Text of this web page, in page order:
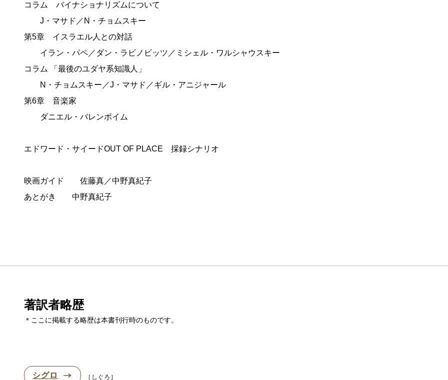
コラム バイナショナリズムについて
J・マサド／N・チョムスキー
第5章 イスラエル人との対話
イラン・パペ／ダン・ラビノビッツ／ミシェル・ワルシャウスキー
コラム 「最後のユダヤ系知識人」
N・チョムスキー／J・マサド／ギル・アニジャール
第6章 音楽家
ダニエル・バレンボイム
エドワード・サイードOUT OF PLACE 採録シナリオ
映画ガイド 佐藤真／中野真紀子
あとがき 中野真紀子
著訳者略歴
＊ここに掲載する略歴は本書刊行時のものです。
シグロ しぐろ